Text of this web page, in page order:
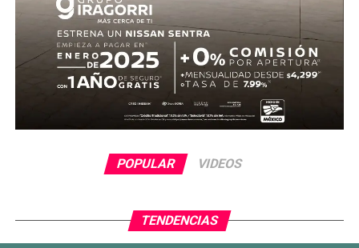
POPULAR VIDEOS
TENDENCIAS